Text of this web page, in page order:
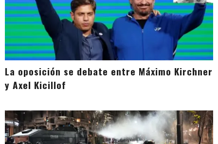
La oposición se debate entre Máximo Kirchner
y Axel Kicillof